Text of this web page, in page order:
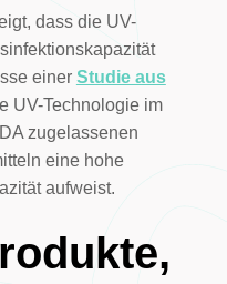
dass die UV-
einer Studie aus
UV-Technologie im
zugelassenen
eine hohe
aufweist.